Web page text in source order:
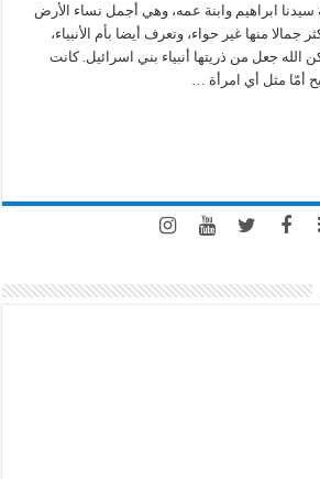
ابراهيم وابنة عمه، وهي أجمل نساء الأرض
جمالا منها غير حواء، وتعرف أيضا بأم الأنبياء،
الله جعل من ذريتها أنبياء بني اسرائيل. كانت
أمّا مثل أي امرأة …